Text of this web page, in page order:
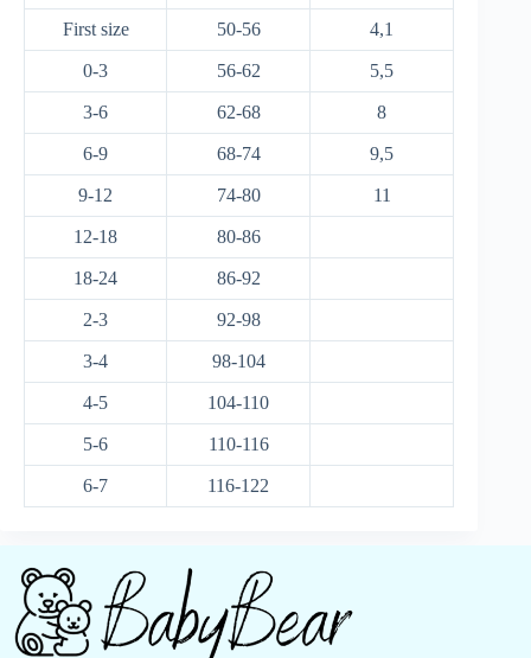
First size 50-56 4,1
0-3 56-62 5,5
3-6 62-68 8
6-9 68-74 9,5
9-12 74-80 11
12-18 80-86
18-24 86-92
2-3 92-98
3-4 98-104
4-5 104-110
5-6 110-116
6-7 116-122